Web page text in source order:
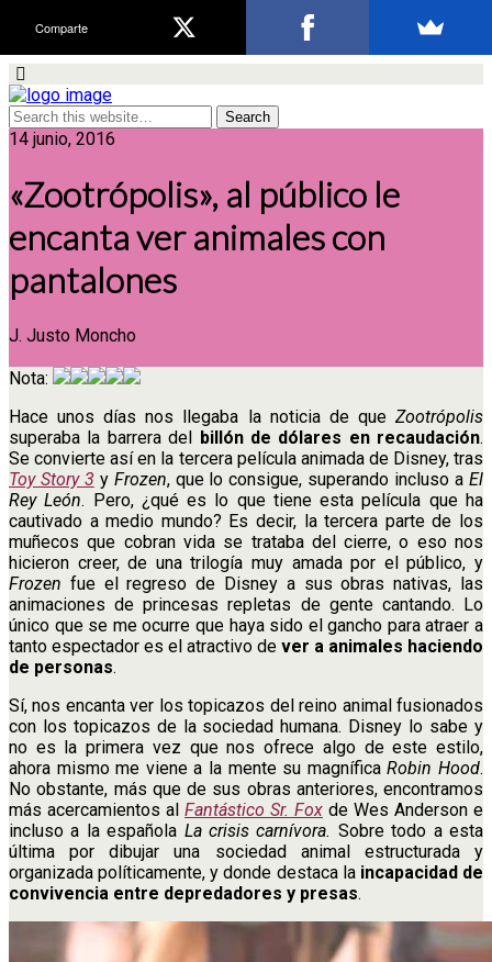
14 junio, 2016
«Zootrópolis», al público le
encanta ver animales con
pantalones
J. Justo Moncho
Nota:
Hace unos días nos llegaba la noticia de que Zootrópolis
superaba la barrera del billón de dólares en recaudación.
Se convierte así en la tercera película animada de Disney, tras
Toy Story 3 y Frozen, que lo consigue, superando incluso aEl
Rey León. Pero, ¿qué es lo que tiene esta película que ha
cautivado a medio mundo? Es decir, la tercera parte de los
muñecos que cobran vida se trataba del cierre, o eso nos
hicieron creer, de una trilogía muy amada por el público, y
Frozen fue el regreso de Disney a sus obras nativas, las
animaciones de princesas repletas de gente cantando. Lo
único que se me ocurre que haya sido el gancho para atraer a
tanto espectador es el atractivo de ver a animales haciendo
de personas.
Sí, nos encanta ver los topicazos del reino animal fusionados
con los topicazos de la sociedad humana. Disney lo sabe y
no es la primera vez que nos ofrece algo de este estilo,
ahora mismo me viene a la mente su magníficaRobin Hood.
No obstante, más que de sus obras anteriores, encontramos
más acercamientos al Fantástico Sr. Fox de Wes Anderson e
incluso a la española La crisis carnívora. Sobre todo a esta
última por dibujar una sociedad animal estructurada y
organizada políticamente, y donde destaca la incapacidad de
convivencia entre depredadores y presas.
Comparte